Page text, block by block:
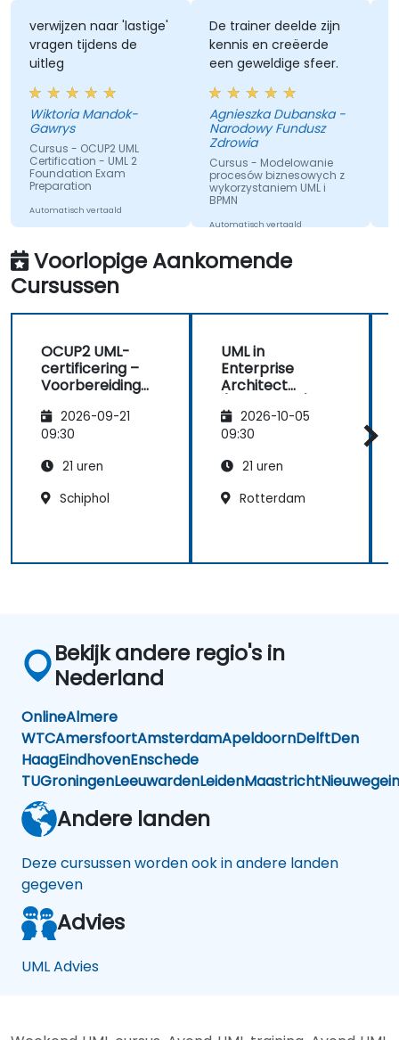
verwijzen naar 'lastige'
vragen tijdens de
uitleg
Wiktoria Mandok-
Gawrys
Cursus - OCUP2 UML
Certification - UML 2
Foundation Exam
Preparation
Automatisch vertaald
De trainer deelde zijn
kennis en creëerde
een geweldige sfeer.
Agnieszka Dubanska -
Narodowy Fundusz
Zdrowia
Cursus - Modelowanie
procesów biznesowych z
wykorzystaniem UML i
BPMN
Automatisch vertaald
Voorlopige Aankomende
Cursussen
OCUP2 UML-
certificering –
Voorbereiding
basisexamen
van UML 2
2026-09-21
09:30
21 uren
Schiphol
UML in
Enterprise
Architect
2026-10-05
09:30
21 uren
Rotterdam
Bekijk andere regio's in
Nederland
OnlineAlmere
WTCAmersfoortAmsterdamApeldoornDelftDen
HaagEindhovenEnschede
TUGroningenLeeuwardenLeidenMaastrichtNieuwegein
Andere landen
Deze cursussen worden ook in andere landen
gegeven
Advies
UML Advies